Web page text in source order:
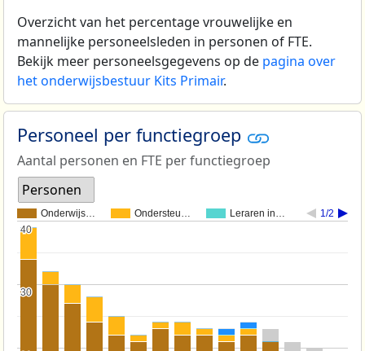
Overzicht van het percentage vrouwelijke en
mannelijke personeelsleden in personen of FTE.
Bekijk meer personeelsgegevens op de pagina over
het onderwijsbestuur Kits Primair.
Personeel per functiegroep
Aantal personen en FTE per functiegroep
Personen
Onderwijs… Ondersteu… Leraren in… 1/2
30
30
40
40